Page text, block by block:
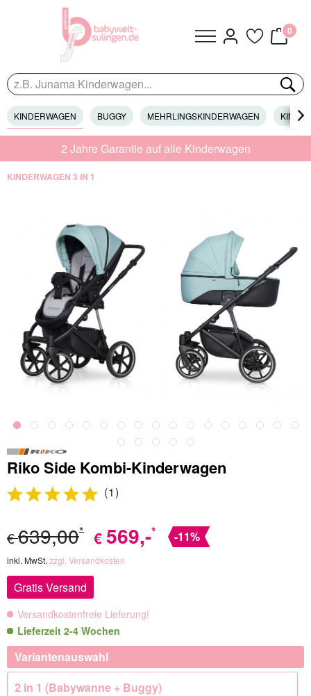
0
KINDERWAGEN BUGGY MEHRLINGSKINDERWAGEN 
2 Jahre Garantie auf alle Kinderwagen
KINDERWAGEN 3 IN 1
Riko Side Kombi-Kinderwagen
(1)
€639,00* € 569,-* -11%
inkl. MwSt. zzgl. Versandkosten
Gratis Versand
Versandkostenfreie Lieferung!
Lieferzeit 2-4 Wochen
Variantenauswahl
2 in 1 (Babywanne + Buggy)